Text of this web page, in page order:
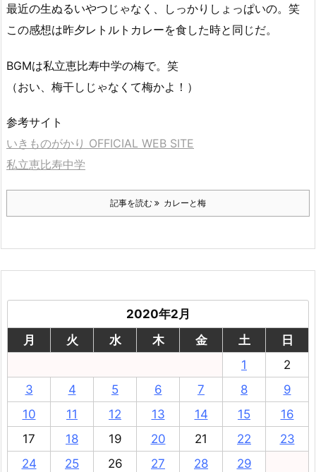
最近の生ぬるいやつじゃなく、しっかりしょっぱいの。笑
この感想は昨夕レトルトカレーを食した時と同じだ。
BGMは私立恵比寿中学の梅で。笑
（おい、梅干しじゃなくて梅かよ！）
参考サイト
いきものがかり OFFICIAL WEB SITE
私立恵比寿中学
記事を読む カレーと梅
2020年2月
月
火 水 木 金 土
日
1
2
3
4 5 6 7 8
9
10
11 12 13 14 15
16
17
18 19 20 21 22
23
24
25 26 27 28 29